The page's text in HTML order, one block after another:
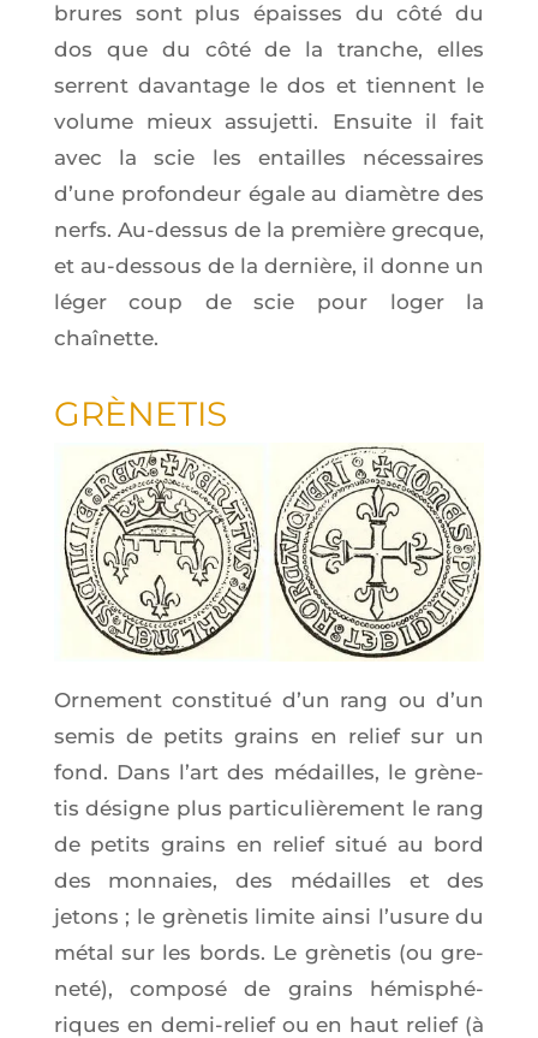
brures sont plus épaisses du côté du
dos que du côté de la tranche, elles
serrent davan­tage le dos et tiennent le
volume mieux assu­jet­ti. Ensuite il fait
avec la scie les entailles néces­saires
d’une pro­fon­deur égale au dia­mètre des
nerfs. Au-des­sus de la pre­mière grecque,
et au-des­sous de la der­nière, il donne un
léger coup de scie pour loger la
chaînette.
GRÈ­NE­TIS
Orne­ment consti­tué d’un rang ou d’un
semis de petits grains en relief sur un
fond. Dans l’art des médailles, le grè­ne­
tis désigne plus par­ti­cu­liè­re­ment le rang
de petits grains en relief situé au bord
des mon­naies, des médailles et des
jetons ; le grè­ne­tis limite ain­si l’u­sure du
métal sur les bords. Le grè­ne­tis (ou gre­
ne­té), com­po­sé de grains hémi­sphé­
riques en demi-relief ou en haut relief (à